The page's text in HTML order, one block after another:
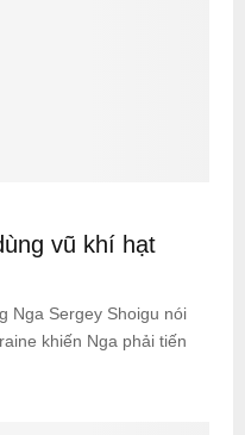
vũ khí hạt
Nga Sergey Shoigu nói
khiến Nga phải tiến